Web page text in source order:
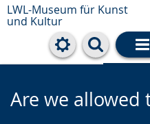
LWL-Museum für Kunst
und Kultur
Are we allowed